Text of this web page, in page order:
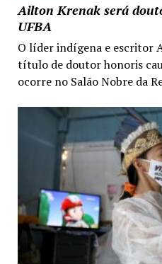
Ailton Krenak será
UFBA
O líder indígena e escritor
título de doutor honoris
ocorre no Salão Nobre da